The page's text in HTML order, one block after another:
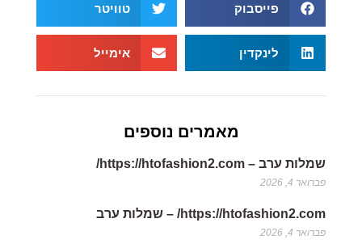
פייסבוק טוויטר
לינקדין אימייל
מאמרים נוספים
שמלות ערב – https://htofashion2.com/
פברואר 4, 2026
https://htofashion2.com/ – שמלות ערב
פברואר 4, 2026